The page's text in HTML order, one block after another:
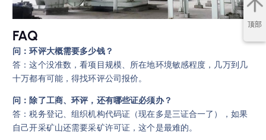
FAQ
问：环评大概需要多少钱？
答：这个没准数，看项目规模、所在地环境敏感程度，几万到几
十万都有可能，得找环评公司报价。
问：除了工商、环评，还有哪些证必须办？
答：税务登记、组织机构代码证（现在多是三证合一了），如果
自己开采矿山还需要采矿许可证，这个是最难的。
顶部